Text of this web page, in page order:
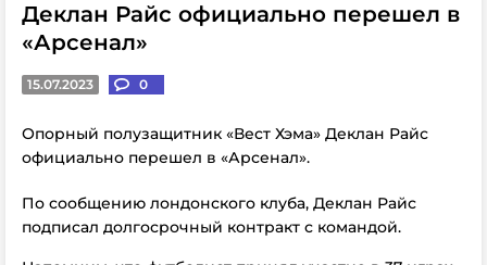
Деклан Райс официально перешел в
«Арсенал»
15.07.2023 0
Опорный полузащитник «Вест Хэма» Деклан Райс
официально перешел в «Арсенал».
По сообщению лондонского клуба, Деклан Райс
подписал долгосрочный контракт с командой.